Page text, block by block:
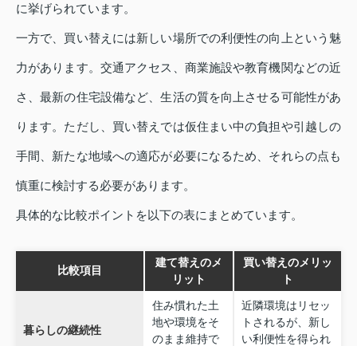
に挙げられています。
一方で、買い替えには新しい場所での利便性の向上という魅
力があります。交通アクセス、商業施設や教育機関などの近
さ、最新の住宅設備など、生活の質を向上させる可能性があ
ります。ただし、買い替えでは仮住まい中の負担や引越しの
手間、新たな地域への適応が必要になるため、それらの点も
慎重に検討する必要があります。
具体的な比較ポイントを以下の表にまとめています。
比較項目
建て替えのメ
リット
買い替えのメリッ
ト
暮らしの継続性
住み慣れた土
地や環境をそ
のまま維持で
近隣環境はリセッ
トされるが、新し
い利便性を得られ